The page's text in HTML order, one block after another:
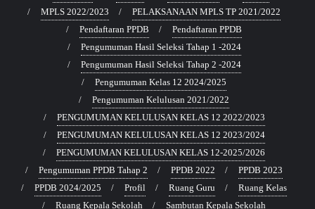
MPLS 2022/2023
PELAKSANAAN MPLS TP 2021/2022
Pendaftaran PPDB
Pendaftaran PPDB
Pengumuman Hasil Seleksi Tahap 1 -2024
Pengumuman Hasil Seleksi Tahap 2 -2024
Pengumuman Kelas 12 2024/2025
Pengumuman Kelulusan 2021/2022
PENGUMUMAN KELULUSAN KELAS 12 2022/2023
PENGUMUMAN KELULUSAN KELAS 12 2023/2024
PENGUMUMAN KELULUSAN KELAS 12-2025/2026
Pengumuman PPDB Tahap 2
PPDB 2022
PPDB 2023
PPDB 2024/2025
Profil Ruang Guru
Ruang Kelas
Ruang Kepala Sekolah
Sambutan Kepala Sekolah